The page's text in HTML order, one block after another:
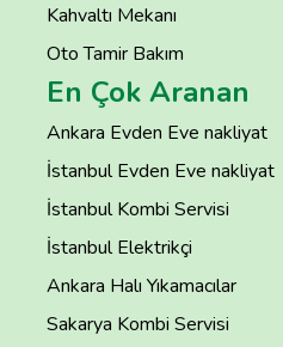
Kahvaltı Mekanı
Oto Tamir Bakım
En Çok Aranan
Ankara Evden Eve nakliyat
İstanbul Evden Eve nakliyat
İstanbul Kombi Servisi
İstanbul Elektrikçi
Ankara Halı Yıkamacılar
Sakarya Kombi Servisi